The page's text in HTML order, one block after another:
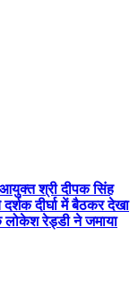
श्री दीपक सिंह
दीर्घा में बैठकर देखा
लोकेश रेड्डी ने जमाया